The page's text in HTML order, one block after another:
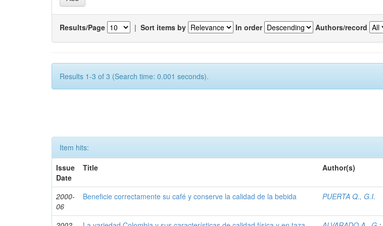
Results/Page | Sort items by In order Authors/record
Results 1-3 of 3 (Search time: 0.001 seconds).
Item hits:
Issue
Date
Title Author(s)
2000-
06
Beneficie correctamente su café y conserve la calidad de la bebida PUERTA Q., G.I.